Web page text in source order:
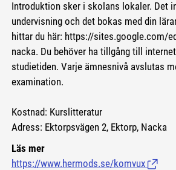
Introduktion sker i skolans lokaler. Det
undervisning och det bokas med din
hittar du här: https://sites.google.com/
nacka. Du behöver ha tillgång till
studietiden. Varje ämnesnivå avslutas
examination.
Kostnad: Kurslitteratur
Adress: Ektorpsvägen 2, Ektorp, Nacka
Läs mer
https://www.hermods.se/komvux (Länk